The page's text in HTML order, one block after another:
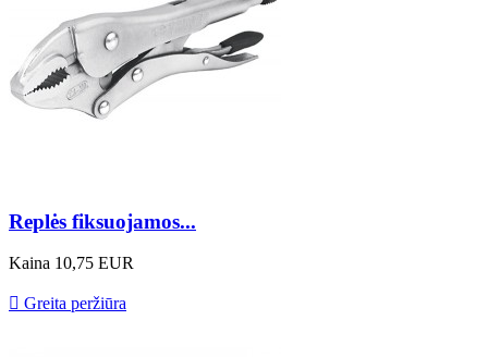
Replės fiksuojamos...
Kaina 10,75 EUR
 Greita peržiūra